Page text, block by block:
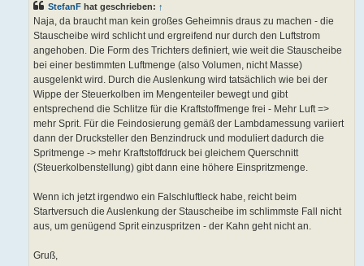
StefanF hat geschrieben: ↑
Naja, da braucht man kein großes Geheimnis draus zu machen - die
Stauscheibe wird schlicht und ergreifend nur durch den Luftstrom
angehoben. Die Form des Trichters definiert, wie weit die Stauscheibe
bei einer bestimmten Luftmenge (also Volumen, nicht Masse)
ausgelenkt wird. Durch die Auslenkung wird tatsächlich wie bei der
Wippe der Steuerkolben im Mengenteiler bewegt und gibt
entsprechend die Schlitze für die Kraftstoffmenge frei - Mehr Luft =>
mehr Sprit. Für die Feindosierung gemäß der Lambdamessung variiert
dann der Drucksteller den Benzindruck und moduliert dadurch die
Spritmenge -> mehr Kraftstoffdruck bei gleichem Querschnitt
(Steuerkolbenstellung) gibt dann eine höhere Einspritzmenge.
Wenn ich jetzt irgendwo ein Falschluftleck habe, reicht beim
Startversuch die Auslenkung der Stauscheibe im schlimmste Fall nicht
aus, um genügend Sprit einzuspritzen - der Kahn geht nicht an.
Gruß,